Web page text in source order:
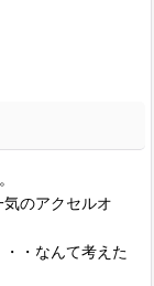
のアクセルオ
・なんて考えた